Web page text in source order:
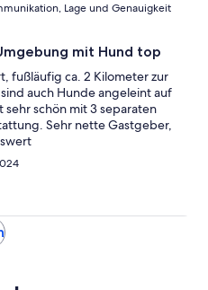
Lage und Genauigkeit
mit Hund top
fußläufig ca. 2 Kilometer zur
auch Hunde angeleint auf
sehr schön mit 3 separaten
Sehr nette Gastgeber,